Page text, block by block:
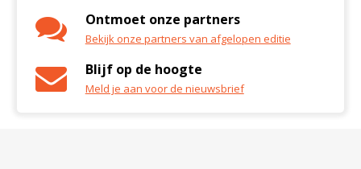
Ontmoet onze partners
Bekijk onze partners van afgelopen editie
Blijf op de hoogte
Meld je aan voor de nieuwsbrief